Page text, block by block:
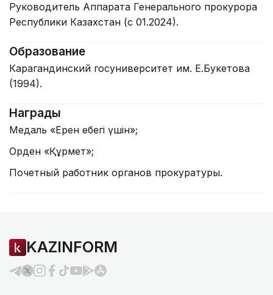
Руководитель Аппарата Генерального прокурора
Республики Казахстан (с 01.2024).
Образование
Карагандинский госуниверситет им. Е.Букетова
(1994).
Награды
Медаль «Ерен еңбегі үшін»;
Орден «Құрмет»;
Почетный работник органов прокуратуры.
KAZINFORM